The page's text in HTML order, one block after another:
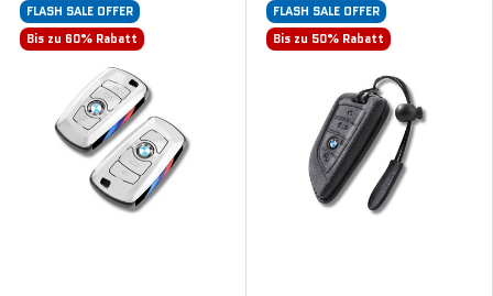
FLASH SALE OFFER
Bis zu 60% Rabatt
FLASH SALE OFFER
Bis zu 50% Rabatt